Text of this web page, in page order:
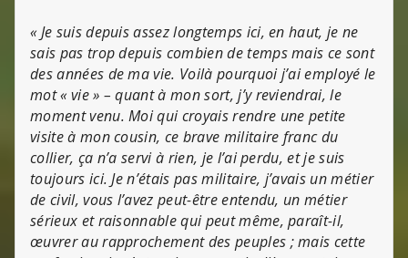
« Je suis depuis assez longtemps ici, en haut, je ne
sais pas trop depuis combien de temps mais ce sont
des années de ma vie. Voilà pourquoi j’ai employé le
mot « vie » – quant à mon sort, j’y reviendrai, le
moment venu. Moi qui croyais rendre une petite
visite à mon cousin, ce brave militaire franc du
collier, ça n’a servi à rien, je l’ai perdu, et je suis
toujours ici. Je n’étais pas militaire, j’avais un métier
de civil, vous l’avez peut-être entendu, un métier
sérieux et raisonnable qui peut même, paraît-il,
œuvrer au rapprochement des peuples ; mais cette